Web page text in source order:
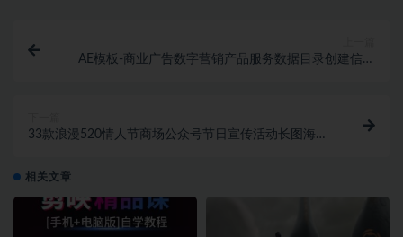
AE模板-商业广告数字营销产品服务数据目录创建信息
33款浪漫520情人节商场公众号节日宣传活动长图海报
相关文章